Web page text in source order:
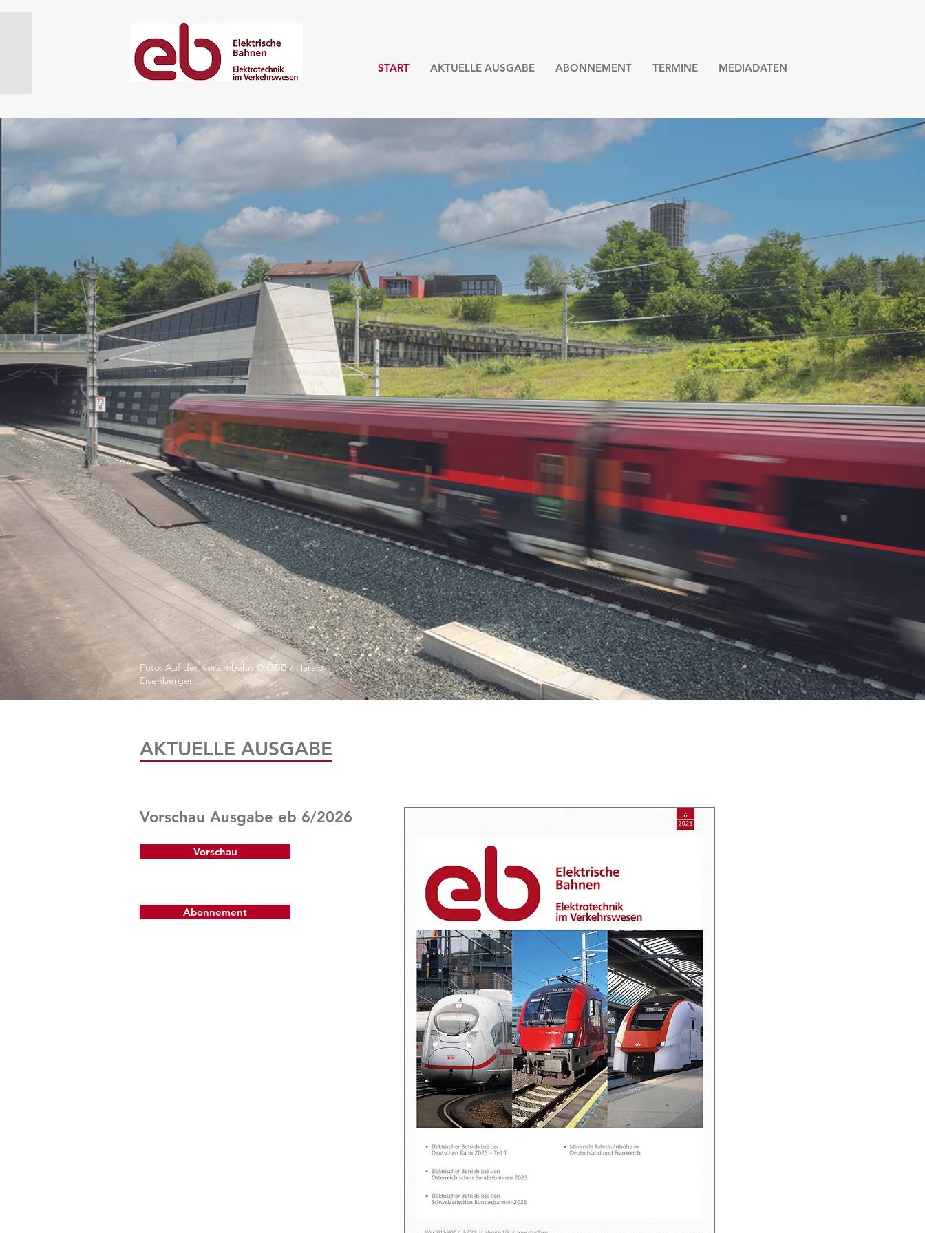
START AKTUELLE AUSGABE ABONNEMENT TERMINE MEDIADATEN
Foto: Auf der Koralmbahn © ÖBB / Harald
Eisenberger
AKTUELLE AUSGABE
Vorschau Ausgabe eb 6/2026
Vorschau
Abonnement